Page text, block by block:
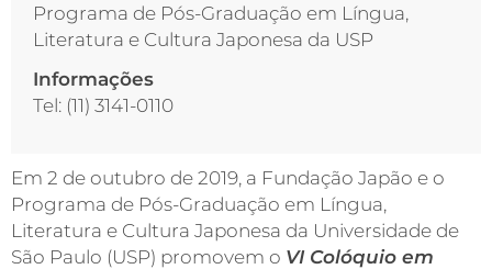
Programa de Pós-Graduação em Língua,
Literatura e Cultura Japonesa da USP
Informações
Tel: (11) 3141-0110
Em 2 de outubro de 2019, a Fundação Japão e o
Programa de Pós-Graduação em Língua,
Literatura e Cultura Japonesa da Universidade de
São Paulo (USP) promovem o VI Colóquio em